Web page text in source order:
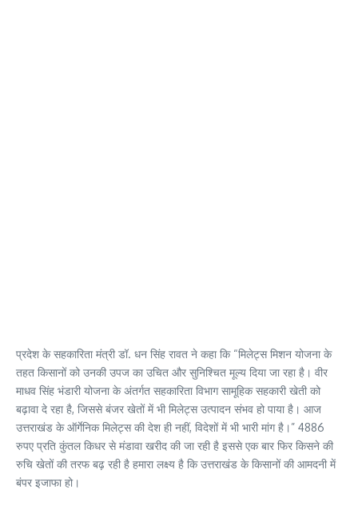
प्रदेश के सहकारिता मंत्री डॉ. धन सिंह रावत ने कहा कि “मिलेट्स मिशन योजना के
तहत किसानों को उनकी उपज का उचित और सुनिश्चित मूल्य दिया जा रहा है। वीर
माधव सिंह भंडारी योजना के अंतर्गत सहकारिता विभाग सामूहिक सहकारी खेती को
बढ़ावा दे रहा है, जिससे बंजर खेतों में भी मिलेट्स उत्पादन संभव हो पाया है। आज
उत्तराखंड के ऑर्गेनिक मिलेट्स की देश ही नहीं, विदेशों में भी भारी मांग है।” 4886
रुपए प्रति कुंतल किधर से मंडावा खरीद की जा रही है इससे एक बार फिर किसने की
रुचि खेतों की तरफ बढ़ रही है हमारा लक्ष्य है कि उत्तराखंड के किसानों की आमदनी में
बंपर इजाफा हो।